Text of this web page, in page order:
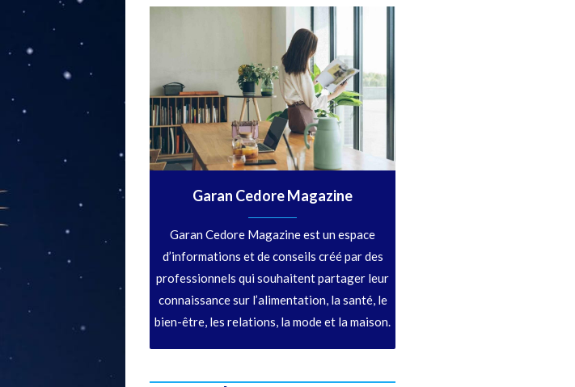
Garan Cedore Magazine
Garan Cedore Magazine est un espace
d’informations et de conseils créé par des
professionnels qui souhaitent partager leur
connaissance sur l’alimentation, la santé, le
bien-être, les relations, la mode et la maison.